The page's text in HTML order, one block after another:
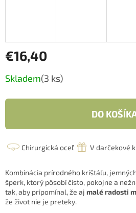
€16,40
Jednotková
cena:
Skladem(3 ks)
DO
Chirurgická oceľ V darčekové
Kombinácia prírodného krištáľu,
šperk, ktorý pôsobí čisto, pokojne a
tak, aby pripomínal, že aj malé radosti
že život nie je preteky.